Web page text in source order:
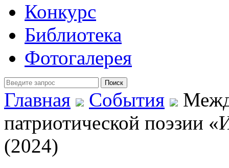
Конкурс
Библиотека
Фотогалерея
Главная
События
патриотической
(2024)